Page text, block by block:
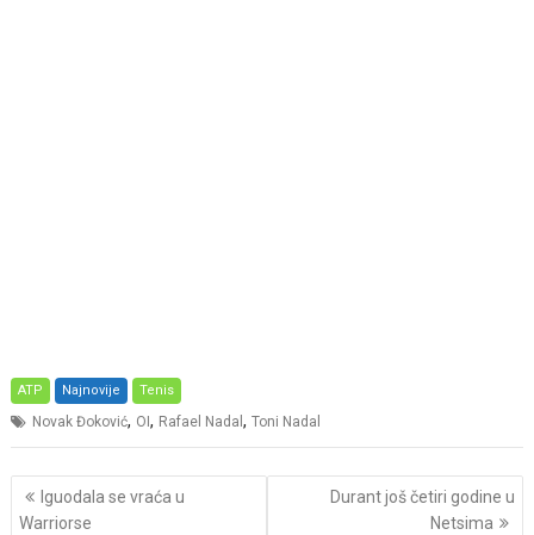
ATP Najnovije Tenis
Novak Đoković, OI, Rafael Nadal,Toni Nadal
Post
navigation
Iguodala se vraća u
Warriorse
Durant još četiri godine u
Netsima